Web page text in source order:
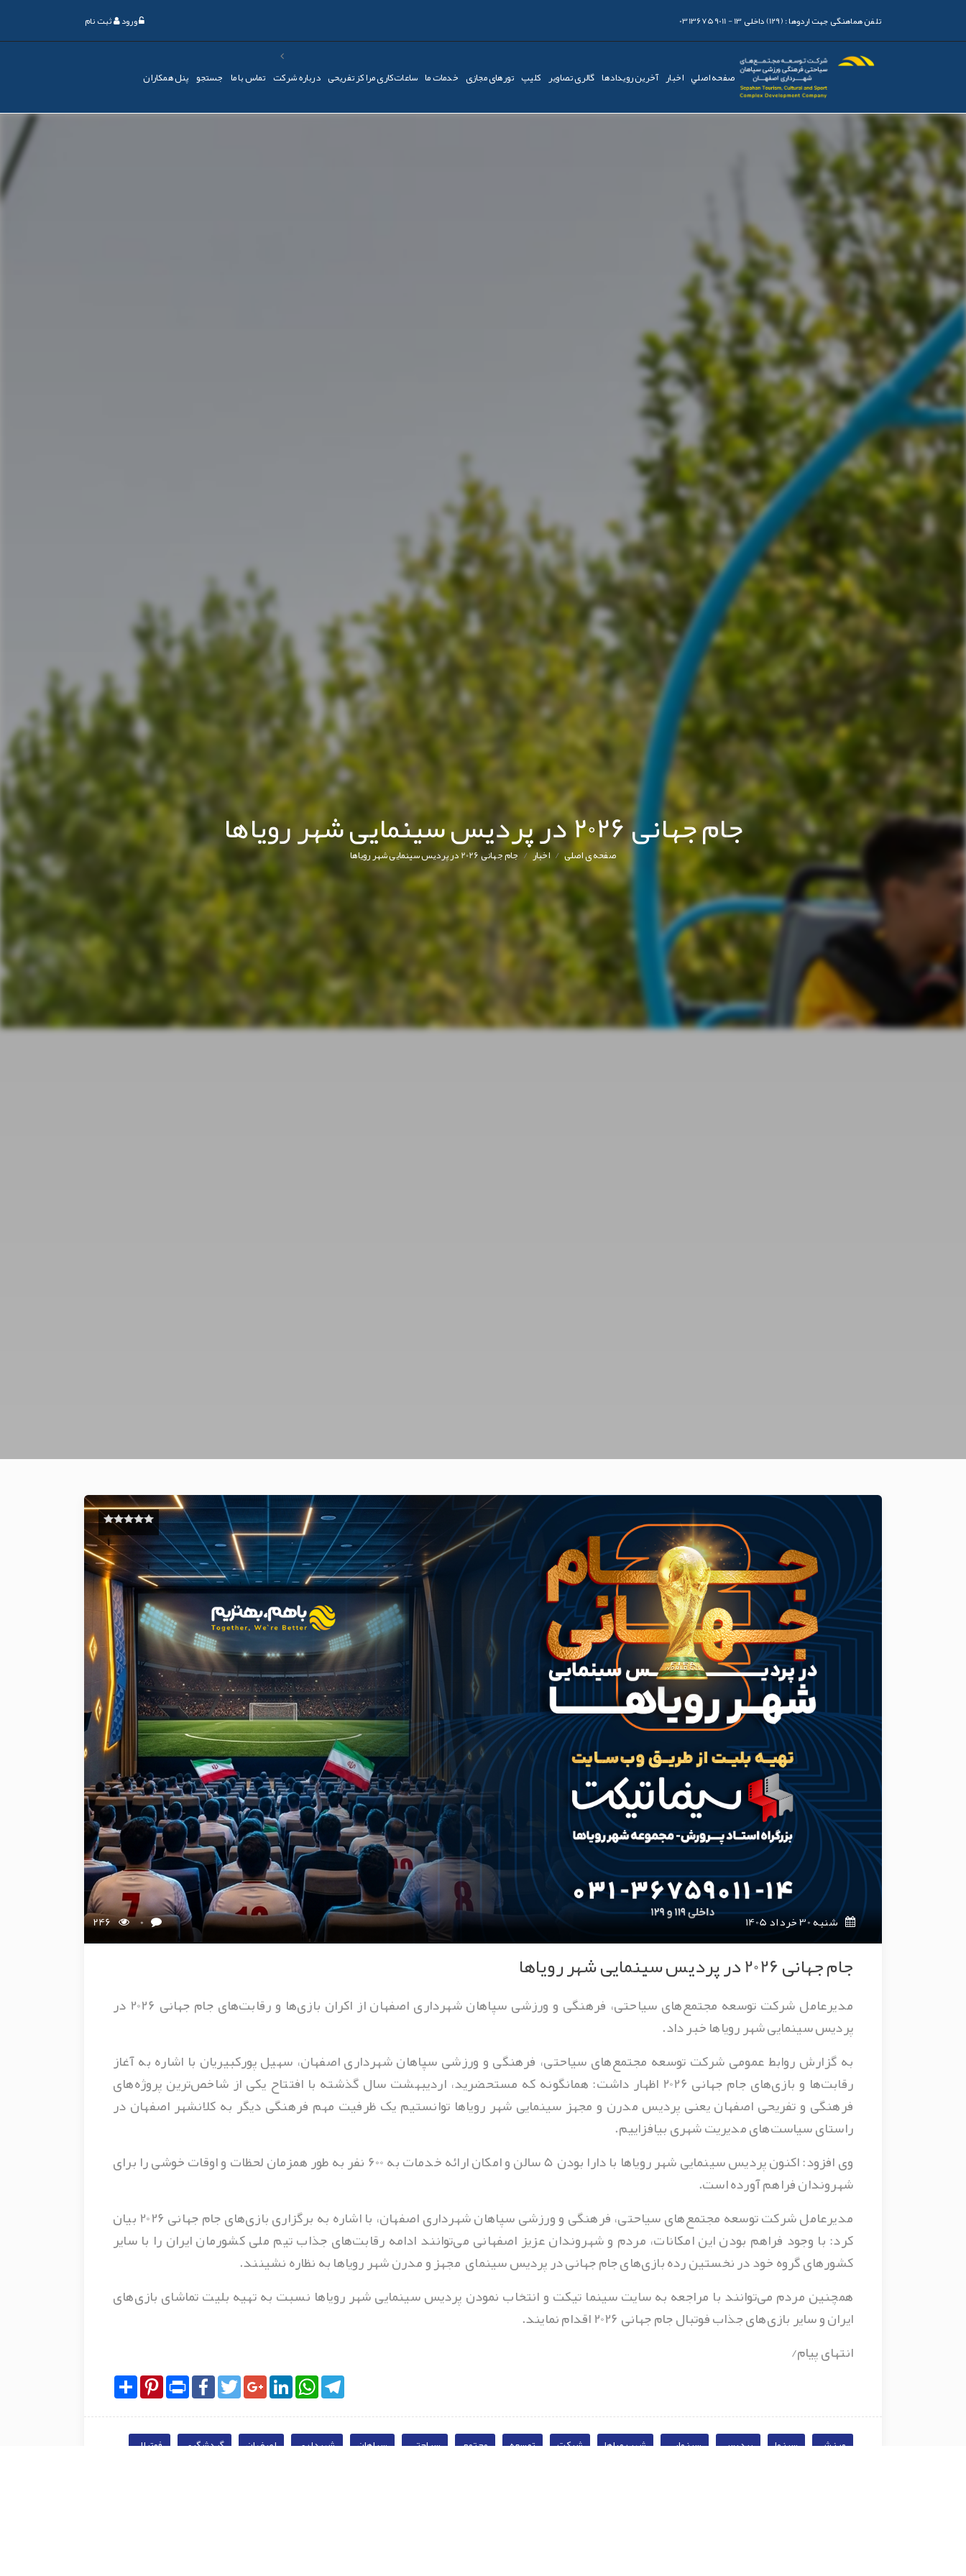
تلفن هماهنگی جهت اردوها :(129) داخلی 13 - 03136759011 ورود ثبت نام
صفحه اصلي اخبار آخرین رویدادها گالری تصاویر کليپ تورهای مجازی خدمات ما ساعات‌کاری مراکز تفریحی درباره شرکت تماس با ما جستجو پنل همکاران
جام جهانی 2026 در پردیس سینمایی شهر رویاها صفحه ی اصلی/اخبار/جام جهانی 2026 در پردیس سینمایی شهر رویاها
شنبه 30 خرداد 1405 246 0
جام جهانی 2026 در پردیس سینمایی شهر رویاها
مدیرعامل شرکت توسعه مجتمع‌های سیاحتی، فرهنگی و ورزشی سپاهان شهرداری اصفهان از اکران بازی‌ها و رقابت‌های جام جهانی 2026 در
پردیس سینمایی شهر رویاها خبر داد.
به گزارش روابط عمومی شرکت توسعه مجتمع‌های سیاحتی، فرهنگی و ورزشی سپاهان شهرداری اصفهان، سهیل پورکبیریان با اشاره به آغاز
رقابت‌ها و بازی‌های جام جهانی 2026 اظهار داشت: همانگونه که مستحضرید، اردیبهشت سال گذشته با افتتاح یکی از شاخص‌ترین پروژه‌های
فرهنگی و تفریحی اصفهان یعنی پردیس مدرن و مجهز سینمایی شهر رویاها توانستیم یک ظرفیت مهم فرهنگی دیگر به کلانشهر اصفهان در
راستای سیاست‌های مدیریت شهری بیافزاییم.
وی افزود: اکنون پردیس سینمایی شهر رویاها با دارا بودن 5 سالن و امکان ارائه خدمات به 600 نفر به طور همزمان لحظات و اوقات خوشی را برای
شهروندان فراهم آورده است.
مدیرعامل شرکت توسعه مجتمع‌های سیاحتی، فرهنگی و ورزشی سپاهان شهرداری اصفهان، با اشاره به برگزاری بازی‌های جام جهانی 2026 بیان
کرد: با وجود فراهم بودن این امکانات، مردم و شهروندان عزیز اصفهانی می‌توانند ادامه رقابت‌های جذاب تیم ملی کشورمان ایران را با سایر
کشورهای گروه خود در نخستین رده بازی‌های جام جهانی در پردیس سینمای مجهز و مدرن شهر رویاها به نظاره نشینند.
همچنین مردم می‌توانند با مراجعه به سایت سینما تیکت و انتخاب نمودن پردیس سینمایی شهر رویاها نسبت به تهیه بلیت‌ تماشای بازی‌های
ایران و سایر بازی‌های جذاب فوتبال جام جهانی 2026 اقدام نمایند.
انتهای پیام/
Share
Pinterest Print
FacebookTwitterGoogle+LinkedIn
WhatsAppTelegram
ورزش سینما پردیس سینمایی شهر رویاها شرکت توسعه مجتمع سیاحتی سپاهان شهرداری اصفهان گردشگری
فوتبال